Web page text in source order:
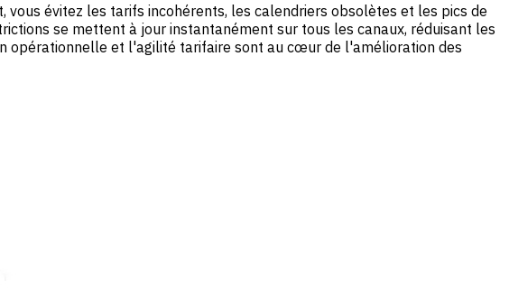
évitez les tarifs incohérents, les calendriers obsolètes et les pics de
se mettent à jour instantanément sur tous les canaux, réduisant les
opérationnelle et l'agilité tarifaire sont au cœur de l'amélioration des